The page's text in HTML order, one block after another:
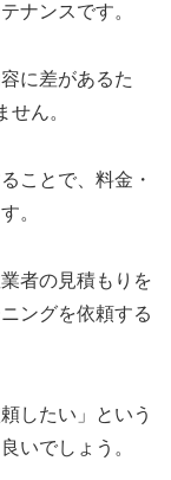
ナンスです。
に差があるた
ん。
ことで、料金・
。
者の見積もりを
ングを依頼する
したい」という
いでしょう。